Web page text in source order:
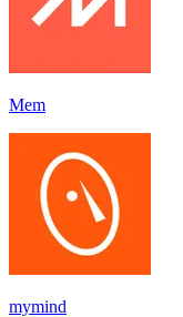
Mem
mymind